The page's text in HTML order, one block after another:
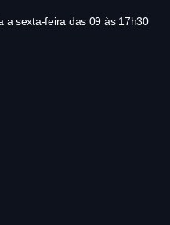
a sexta-feira das 09 às 17h30